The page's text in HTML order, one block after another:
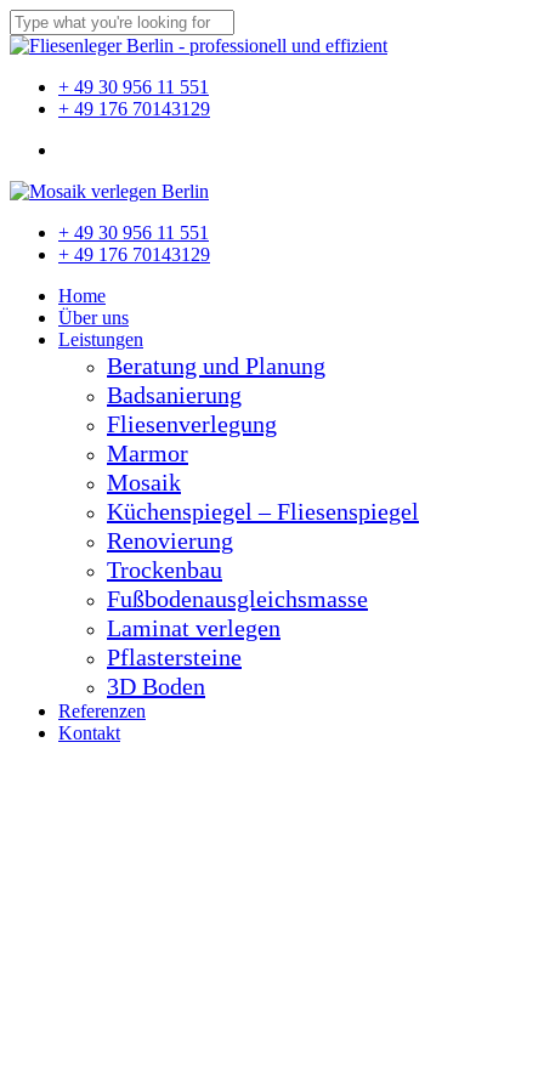
Skip
to
content
Close
Menu
+ 49 30 956 11 551
+ 49 176 70143129
Close
Menu
+ 49 30 956 11 551
+ 49 176 70143129
Home
Über uns
Leistungen
Beratung und Planung
Badsanierung
Fliesenverlegung
Marmor
Mosaik
Küchenspiegel – Fliesenspiegel
Renovierung
Trockenbau
Fußbodenausgleichsmasse
Laminat verlegen
Pflastersteine
3D Boden
Referenzen
Kontakt